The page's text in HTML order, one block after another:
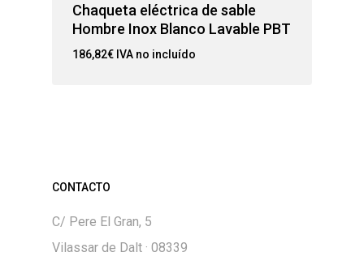
Chaqueta eléctrica de sable
Hombre Inox Blanco Lavable PBT
186,82€ IVA no incluído
CONTACTO
C/ Pere El Gran, 5
Vilassar de Dalt · 08339